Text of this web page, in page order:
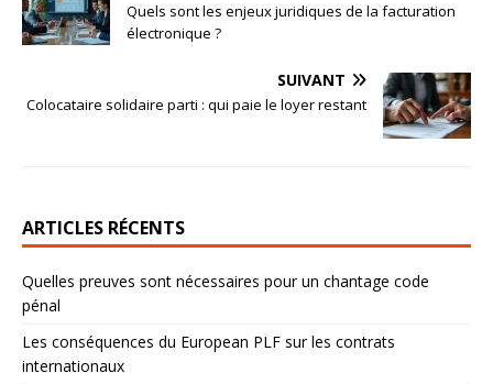
Quels sont les enjeux juridiques de la facturation
électronique ?
SUIVANT
Colocataire solidaire parti : qui paie le loyer restant
ARTICLES RÉCENTS
Quelles preuves sont nécessaires pour un chantage code
pénal
Les conséquences du European PLF sur les contrats
internationaux